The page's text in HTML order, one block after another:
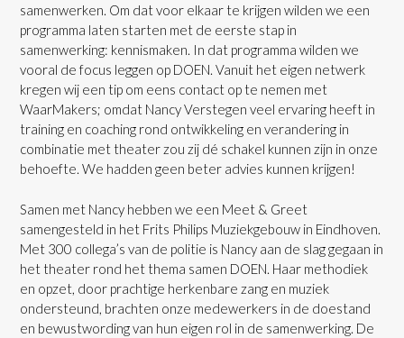
samenwerken. Om dat voor elkaar te krijgen wilden we een
programma laten starten met de eerste stap in
samenwerking: kennismaken. In dat programma wilden we
vooral de focus leggen op DOEN. Vanuit het eigen netwerk
kregen wij een tip om eens contact op te nemen met
WaarMakers; omdat Nancy Verstegen veel ervaring heeft in
training en coaching rond ontwikkeling en verandering in
combinatie met theater zou zij dé schakel kunnen zijn in onze
behoefte. We hadden geen beter advies kunnen krijgen!
Samen met Nancy hebben we een Meet & Greet
samengesteld in het Frits Philips Muziekgebouw in Eindhoven.
Met 300 collega’s van de politie is Nancy aan de slag gegaan in
het theater rond het thema samen DOEN. Haar methodiek
en opzet, door prachtige herkenbare zang en muziek
ondersteund, brachten onze medewerkers in de doestand
en bewustwording van hun eigen rol in de samenwerking. De